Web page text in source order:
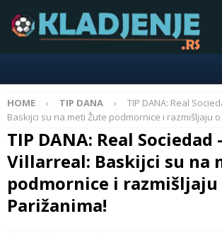
HOME TIP DANA
TIP DANA: Real
Baskijci su na meti Žute podmornice i razmišljaju
TIP DANA: Real Sociedad
Villarreal: Baskijci su na
podmornice i razmišljaju
Parižanima!